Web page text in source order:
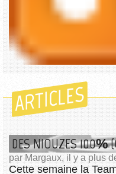
ARTICLES
DES NIOUZES 100%
par Margaux, il y a plus
Cette semaine la